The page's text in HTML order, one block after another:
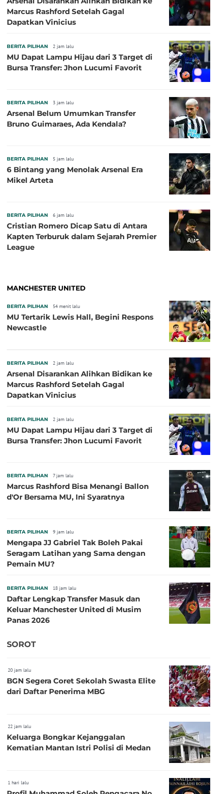
Marcus Rashford Setelah Gagal
Dapatkan Vinicius
BERITA PILIHAN 2 jam lalu
MU Dapat Lampu Hijau dari 3 Target di
Bursa Transfer: Jhon Lucumi Favorit
BERITA PILIHAN 3 jam lalu
Arsenal Belum Umumkan Transfer
Bruno Guimaraes, Ada Kendala?
BERITA PILIHAN 5 jam lalu
6 Bintang yang Menolak Arsenal Era
Mikel Arteta
BERITA PILIHAN 6 jam lalu
Cristian Romero Dicap Satu di Antara
Kapten Terburuk dalam Sejarah Premier
League
MANCHESTER UNITED
BERITA PILIHAN 54 menit lalu
MU Tertarik Lewis Hall, Begini Respons
Newcastle
BERITA PILIHAN 2 jam lalu
Arsenal Disarankan Alihkan Bidikan ke
Marcus Rashford Setelah Gagal
Dapatkan Vinicius
BERITA PILIHAN 2 jam lalu
MU Dapat Lampu Hijau dari 3 Target di
Bursa Transfer: Jhon Lucumi Favorit
BERITA PILIHAN 7 jam lalu
Marcus Rashford Bisa Menangi Ballon
d'Or Bersama MU, Ini Syaratnya
BERITA PILIHAN 9 jam lalu
Mengapa JJ Gabriel Tak Boleh Pakai
Seragam Latihan yang Sama dengan
Pemain MU?
BERITA PILIHAN 18 jam lalu
Daftar Lengkap Transfer Masuk dan
Keluar Manchester United di Musim
Panas 2026
SOROT
20 jam lalu
BGN Segera Coret Sekolah Swasta Elite
dari Daftar Penerima MBG
22 jam lalu
Keluarga Bongkar Kejanggalan
Kematian Mantan Istri Polisi di Medan
1 hari lalu